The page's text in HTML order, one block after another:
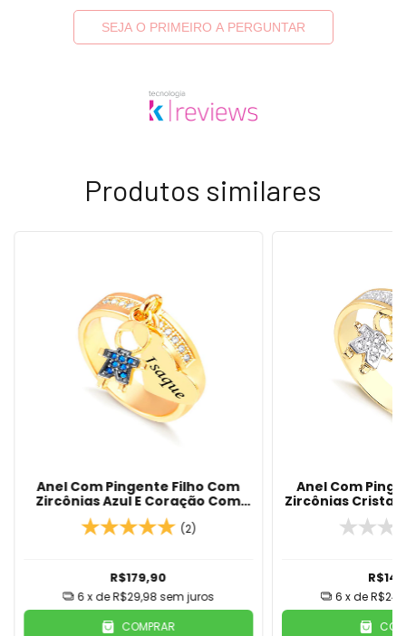
SEJA O PRIMEIRO A PERGUNTAR
Produtos similares
Anel Com Pingente Filho Com
Zircônias Azul E Coração Com
Nome Banhado Em Ouro 18K
(2)
R$179,90
6x deR$29,98 sem juros
COMPRAR
Anel Com
Zircônias Cristal
Nome
6 x de